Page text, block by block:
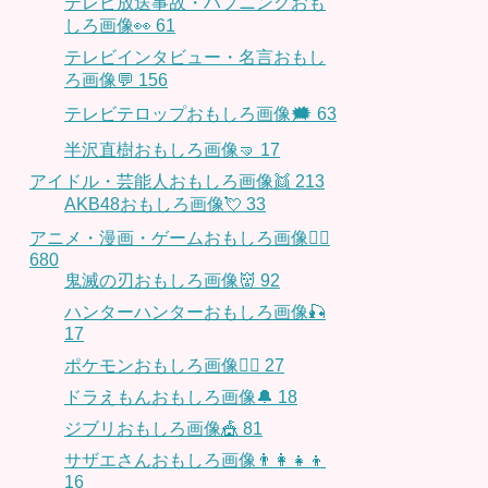
しろ画像👀 61
テレビインタビュー・名言おもし
ろ画像💬 156
テレビテロップおもしろ画像🗯 63
半沢直樹おもしろ画像🤜 17
アイドル・芸能人おもしろ画像👯 213
AKB48おもしろ画像💘 33
アニメ・漫画・ゲームおもしろ画像🧚‍♀️
680
鬼滅の刃おもしろ画像👹 92
ハンターハンターおもしろ画像🎣
17
ポケモンおもしろ画像🤹‍♂️ 27
ドラえもんおもしろ画像🔔 18
ジブリおもしろ画像🎪 81
サザエさんおもしろ画像👨‍👩‍👧‍👦
16